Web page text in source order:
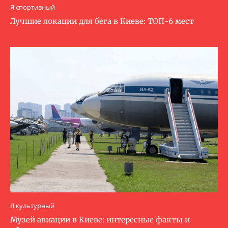
Я спортивный
Лучшие локации для бега в Киеве: ТОП-6 мест
Я культурный
Музей авиации в Киеве: интересные факты и